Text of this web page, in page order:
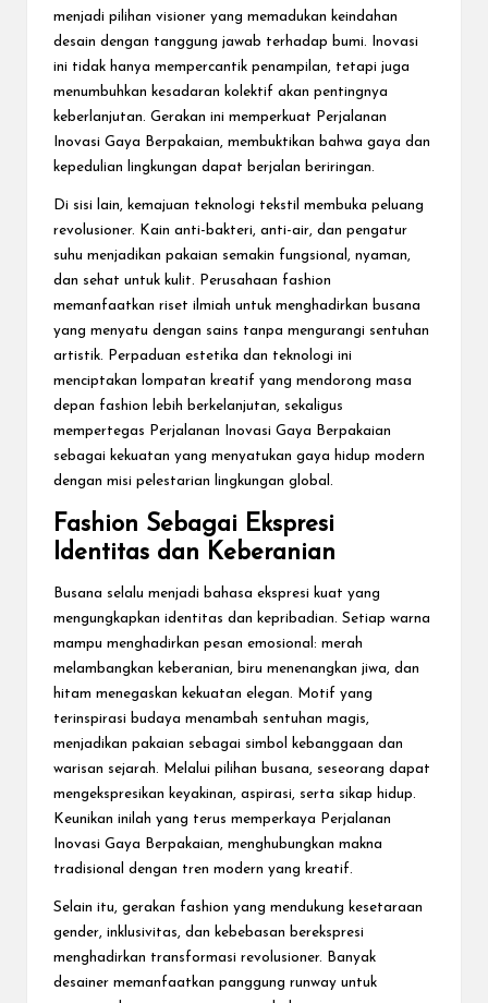
menjadi pilihan visioner yang memadukan keindahan
desain dengan tanggung jawab terhadap bumi. Inovasi
ini tidak hanya mempercantik penampilan, tetapi juga
menumbuhkan kesadaran kolektif akan pentingnya
keberlanjutan. Gerakan ini memperkuat Perjalanan
Inovasi Gaya Berpakaian, membuktikan bahwa gaya dan
kepedulian lingkungan dapat berjalan beriringan.
Di sisi lain, kemajuan teknologi tekstil membuka peluang
revolusioner. Kain anti-bakteri, anti-air, dan pengatur
suhu menjadikan pakaian semakin fungsional, nyaman,
dan sehat untuk kulit. Perusahaan fashion
memanfaatkan riset ilmiah untuk menghadirkan busana
yang menyatu dengan sains tanpa mengurangi sentuhan
artistik. Perpaduan estetika dan teknologi ini
menciptakan lompatan kreatif yang mendorong masa
depan fashion lebih berkelanjutan, sekaligus
mempertegas Perjalanan Inovasi Gaya Berpakaian
sebagai kekuatan yang menyatukan gaya hidup modern
dengan misi pelestarian lingkungan global.
Fashion Sebagai Ekspresi
Identitas dan Keberanian
Busana selalu menjadi bahasa ekspresi kuat yang
mengungkapkan identitas dan kepribadian. Setiap warna
mampu menghadirkan pesan emosional: merah
melambangkan keberanian, biru menenangkan jiwa, dan
hitam menegaskan kekuatan elegan. Motif yang
terinspirasi budaya menambah sentuhan magis,
menjadikan pakaian sebagai simbol kebanggaan dan
warisan sejarah. Melalui pilihan busana, seseorang dapat
mengekspresikan keyakinan, aspirasi, serta sikap hidup.
Keunikan inilah yang terus memperkaya Perjalanan
Inovasi Gaya Berpakaian, menghubungkan makna
tradisional dengan tren modern yang kreatif.
Selain itu, gerakan fashion yang mendukung kesetaraan
gender, inklusivitas, dan kebebasan berekspresi
menghadirkan transformasi revolusioner. Banyak
desainer memanfaatkan panggung runway untuk